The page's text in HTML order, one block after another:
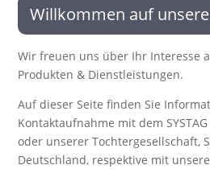
Willkommen auf
Wir freuen uns über Ihr Interesse
Produkten & Dienstleistungen.
Auf dieser Seite finden Sie
Kontaktaufnahme mit dem
oder unserer Tochtergesellschaft,
Deutschland, respektive mit